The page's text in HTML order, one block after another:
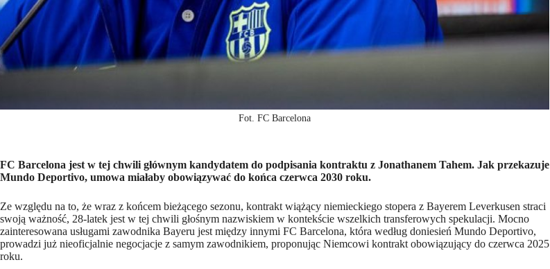
Fot. FC Barcelona
FC Barcelona jest w tej chwili głównym kandydatem do podpisania kontraktu z Jonathanem Tahem. Jak przekazuje
Mundo Deportivo, umowa miałaby obowiązywać do końca czerwca 2030 roku.
Ze względu na to, że wraz z końcem bieżącego sezonu, kontrakt wiążący niemieckiego stopera z Bayerem Leverkusen straci
swoją ważność, 28-latek jest w tej chwili głośnym nazwiskiem w kontekście wszelkich transferowych spekulacji. Mocno
zainteresowana usługami zawodnika Bayeru jest między innymi FC Barcelona, która według doniesień Mundo Deportivo,
prowadzi już nieoficjalnie negocjacje z samym zawodnikiem, proponując Niemcowi kontrakt obowiązujący do czerwca 2025
roku.